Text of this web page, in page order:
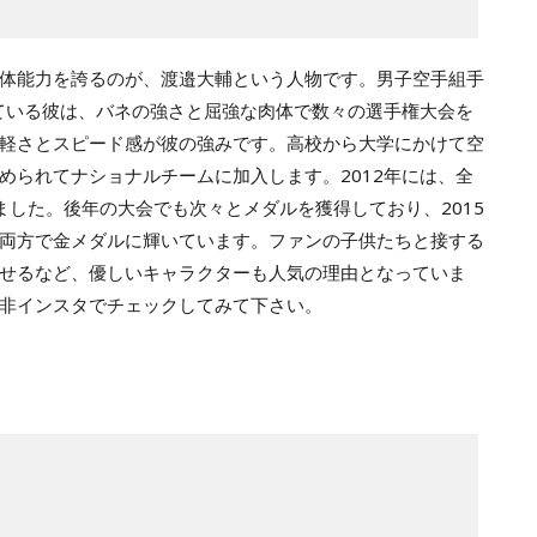
能力を誇るのが、渡邉大輔という人物です。男子空手組手
る彼は、バネの強さと屈強な肉体で数々の選手権大会を
さとスピード感が彼の強みです。高校から大学にかけて空
られてナショナルチームに加入します。2012年には、全
た。後年の大会でも次々とメダルを獲得しており、2015
方で金メダルに輝いています。ファンの子供たちと接する
るなど、優しいキャラクターも人気の理由となっていま
ンスタでチェックしてみて下さい。